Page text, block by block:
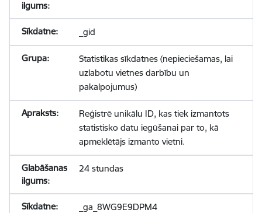
_gid
Statistikas sīkdatnes (nepieciešamas, lai
uzlabotu vietnes darbību un
pakalpojumus)
Reģistrē unikālu ID, kas tiek izmantots
statistisko datu iegūšanai par to, kā
apmeklētājs izmanto vietni.
24 stundas
_ga_8WG9E9DPM4